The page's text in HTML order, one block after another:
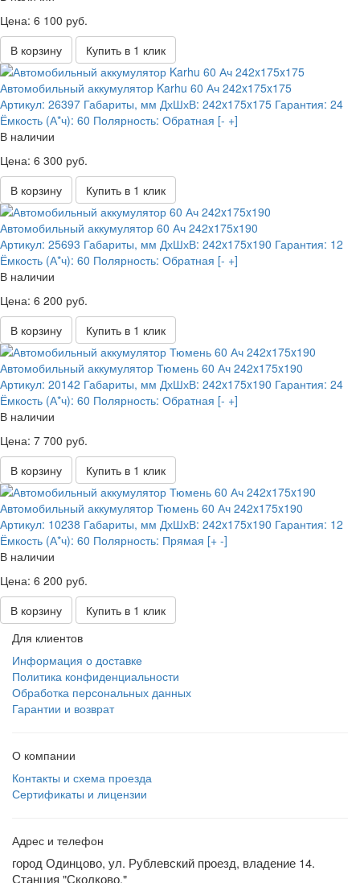
Цена: 6 100 руб.
В корзину
Купить в 1 клик
Автомобильный аккумулятор Karhu 60 Ач 242x175x175
Артикул: 26397 Габариты, мм ДхШхВ: 242x175x175 Гарантия: 24
Ёмкость (А*ч): 60 Полярность: Обратная [- +]
В наличии
Цена: 6 300 руб.
В корзину
Купить в 1 клик
Автомобильный аккумулятор 60 Ач 242x175x190
Артикул: 25693 Габариты, мм ДхШхВ: 242x175x190 Гарантия: 12
Ёмкость (А*ч): 60 Полярность: Обратная [- +]
В наличии
Цена: 6 200 руб.
В корзину
Купить в 1 клик
Автомобильный аккумулятор Тюмень 60 Ач 242x175x190
Артикул: 20142 Габариты, мм ДхШхВ: 242x175x190 Гарантия: 24
Ёмкость (А*ч): 60 Полярность: Обратная [- +]
В наличии
Цена: 7 700 руб.
В корзину
Купить в 1 клик
Автомобильный аккумулятор Тюмень 60 Ач 242x175x190
Артикул: 10238 Габариты, мм ДхШхВ: 242x175x190 Гарантия: 12
Ёмкость (А*ч): 60 Полярность: Прямая [+ -]
В наличии
Цена: 6 200 руб.
В корзину
Купить в 1 клик
Для клиентов
Информация о доставке
Политика конфиденциальности
Обработка персональных данных
Гарантии и возврат
О компании
Контакты и схема проезда
Сертификаты и лицензии
Адрес и телефон
город Одинцово, ул. Рублевский проезд, владение 14.
Станция "Сколково."